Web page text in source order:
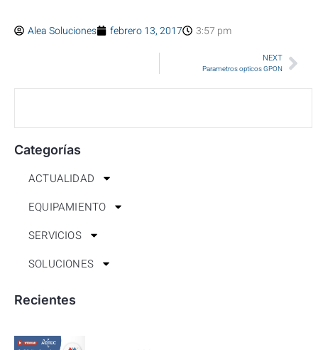
Alea Soluciones febrero 13, 2017 3:57 pm
NEXT
Parametros opticos GPON
Categorías
ACTUALIDAD
EQUIPAMIENTO
SERVICIOS
SOLUCIONES
Recientes